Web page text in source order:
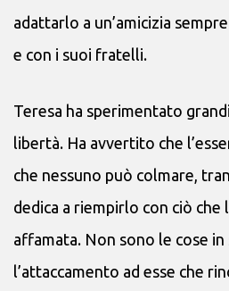
adattarlo a un’amicizia
e con i suoi fratelli.
Teresa ha sperimentato
libertà. Ha avvertito che
che nessuno può colmare,
dedica a riempirlo con ciò che
affamata. Non sono le cose in
l’attaccamento ad esse che